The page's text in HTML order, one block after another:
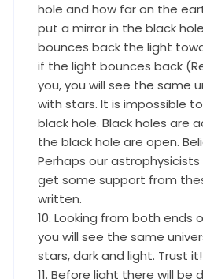
hole and how far on the
put a mirror in the black
bounces back the light
if the light bounces back
you, you will see the same
with stars. It is impossible
black hole. Black holes are
the black hole are open.
Perhaps our
get some support from
written.
10. Looking from both ends
you will see the same
stars, dark and light. Trust it!
11. Before light there will be